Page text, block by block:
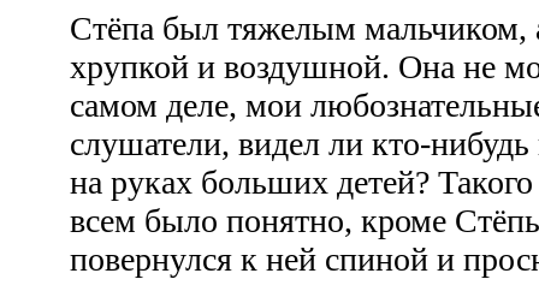
Стёпа был тяжелым
хрупкой и воздушной. Она не
самом деле, мои
слушатели, видел ли кто-
на руках больших детей?
всем было понятно, кроме
повернулся к ней спиной и